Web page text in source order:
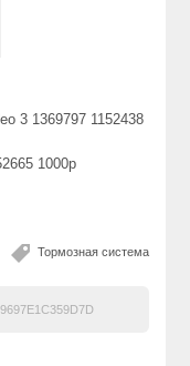
3 1369797 1152438
1000р
Тормозная система